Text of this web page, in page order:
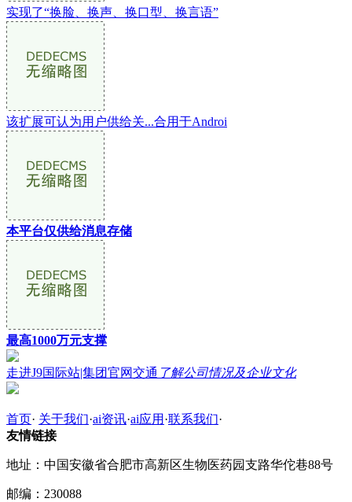
实现了“换脸、换声、换口型、换言语”
该扩展可认为用户供给关...合用于Androi
本平台仅供给消息存储
最高1000万元支撑
走进J9国际站|集团官网交通 了解公司情况及企业文化
首页· 关于我们·ai资讯·ai应用 ·联系我们·
友情链接
地址：中国安徽省合肥市高新区生物医药园支路华佗巷88号
邮编：230088